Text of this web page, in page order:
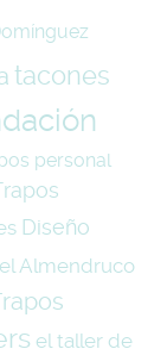
tacones
personal
Diseño
Almendruco
el taller de